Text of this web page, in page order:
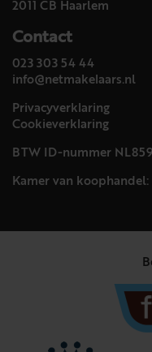
2011 CB Haarlem
Contact
023 303 54 44
info@netmakelaars.nl
Privacyverklaring
Cookieverklaring
BTW ID-nummer
Kamer van koophandel: